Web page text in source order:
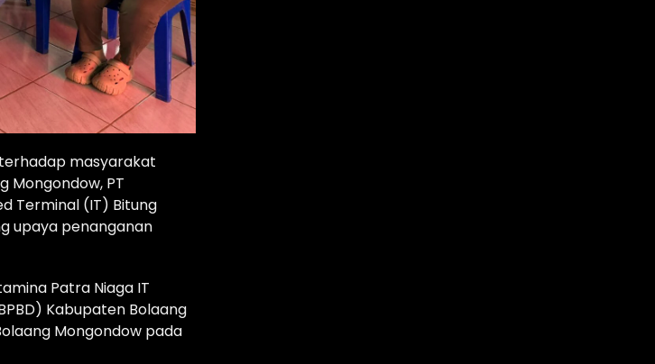
masyarakat
Mongondow, PT
Terminal (IT) Bitung
upaya penanganan
Patra Niaga IT
Kabupaten Bolaang
Mongondow pada